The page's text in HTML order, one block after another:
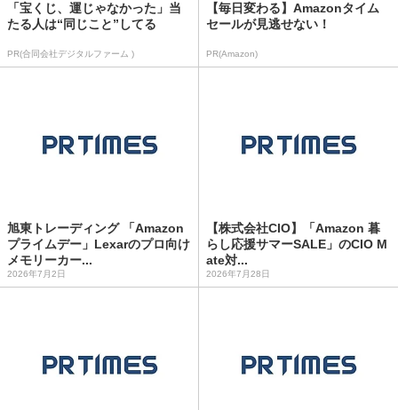
「宝くじ、運じゃなかった」当
たる人は“同じこと”してる
PR(合同会社デジタルファーム )
【毎日変わる】Amazonタイム
セールが見逃せない！
PR(Amazon)
旭東トレーディング 「Amazon
プライムデー」Lexarのプロ向け
メモリーカー...
2026年7月2日
【株式会社CIO】「Amazon 暮
らし応援サマーSALE」のCIO M
ate対...
2026年7月28日